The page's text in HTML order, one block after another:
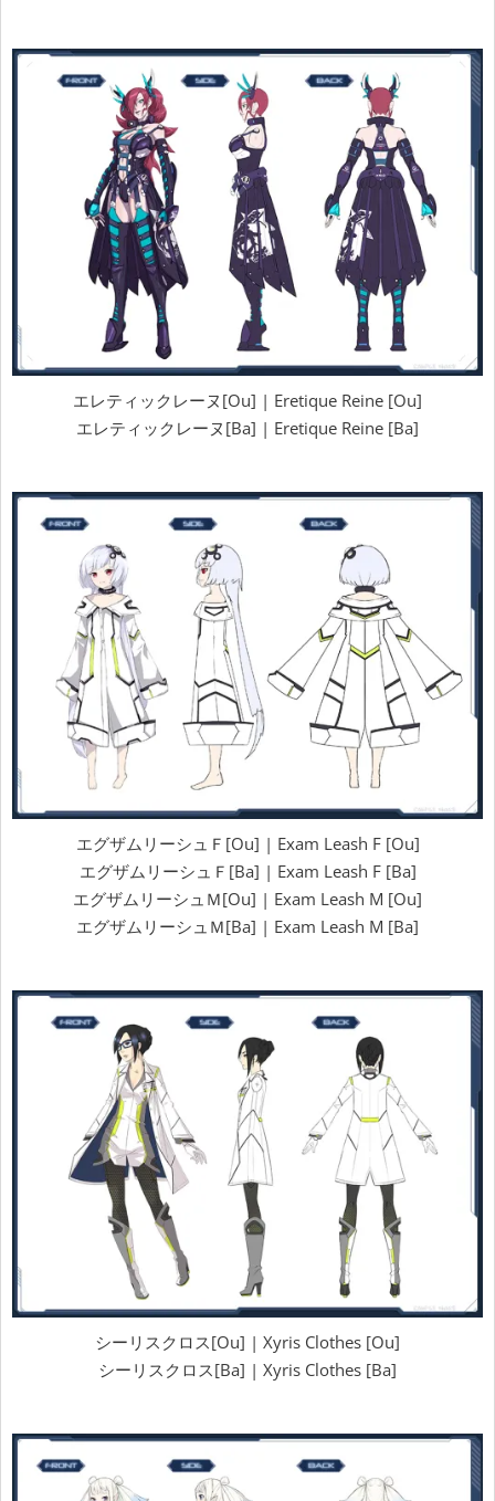
エレティックレーヌ[Ou] | Eretique Reine [Ou]
エレティックレーヌ[Ba] | Eretique Reine [Ba]
エグザムリーシュＦ[Ou] | Exam Leash F [Ou]
エグザムリーシュＦ[Ba] | Exam Leash F [Ba]
エグザムリーシュＭ[Ou] | Exam Leash M [Ou]
エグザムリーシュＭ[Ba] | Exam Leash M [Ba]
シーリスクロス[Ou] | Xyris Clothes [Ou]
シーリスクロス[Ba] | Xyris Clothes [Ba]